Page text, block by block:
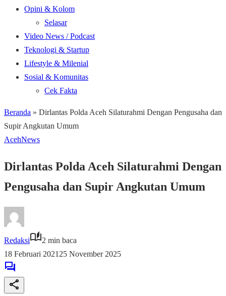
Opini & Kolom
Selasar
Video News / Podcast
Teknologi & Startup
Lifestyle & Milenial
Sosial & Komunitas
Cek Fakta
Beranda » Dirlantas Polda Aceh Silaturahmi Dengan Pengusaha dan
Supir Angkutan Umum
AcehNews
Dirlantas Polda Aceh Silaturahmi Dengan
Pengusaha dan Supir Angkutan Umum
Redaksi
2 min baca
18 Februari 2021 25 November 2025